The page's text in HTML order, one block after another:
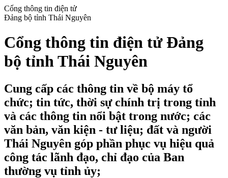
Cổng thông tin điện tử
Đảng bộ tỉnh Thái Nguyên
Cổng thông tin điện tử Đảng
bộ tỉnh Thái Nguyên
Cung cấp các thông tin về bộ máy tổ
chức; tin tức, thời sự chính trị trong tỉnh
và các thông tin nổi bật trong nước; các
văn bản, văn kiện - tư liệu; đất và người
Thái Nguyên góp phần phục vụ hiệu quả
công tác lãnh đạo, chỉ đạo của Ban
thường vụ tỉnh ủy;